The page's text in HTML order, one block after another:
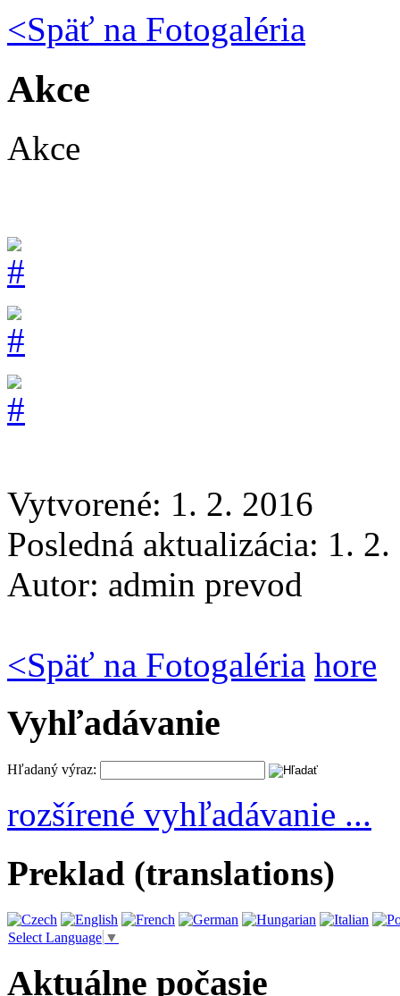
<Späť na Fotogaléria
Akce
Akce
Vytvorené: 1. 2. 2016
Posledná aktualizácia: 1.
Autor: admin prevod
<Späť na Fotogaléria hore
Vyhľadávanie
Hľadaný výraz:
rozšírené vyhľadávanie ...
Preklad (translations)
Select Language ▼
Aktuálne počasie